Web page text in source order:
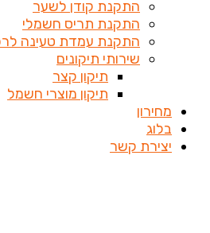
התקנת קודן לשער
התקנת תריס חשמלי
התקנת עמדת טעינה
שירותי תיקונים
תיקון קצר
תיקון מוצרי חשמל
מחירון
בלוג
יצירת קשר